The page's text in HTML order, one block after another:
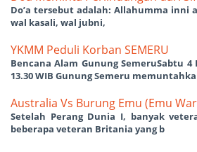
Do’a tersebut adalah: Allahumma inni
wal kasali, wal jubni,
YKMM Peduli Korban SEMERU
Bencana Alam Gunung SemeruSabtu 4
13.30 WIB Gunung Semeru
Australia Vs Burung Emu (Emu
Setelah Perang Dunia I, banyak
beberapa veteran Britania yang b